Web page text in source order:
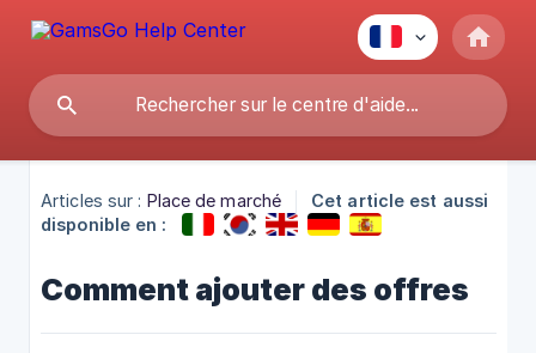
Articles sur : Place de marché
Cet article est aussi
disponible en :
Comment ajouter des offres